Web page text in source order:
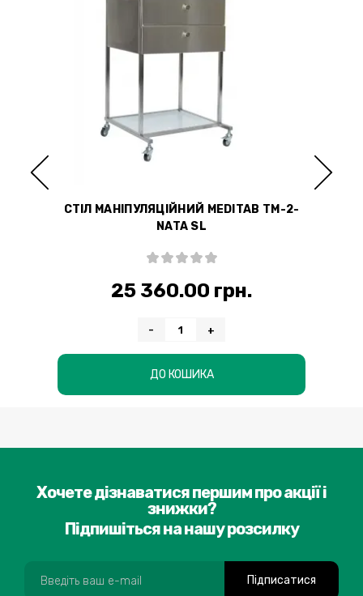
СТІЛ МАНІПУЛЯЦІЙНИЙ MEDITAB TМ-2-
NATA SL
25 360.00 грн.
- +
ДО КОШИКА
Хочете дізнаватися першим про акції і
знижки?
Підпишіться на нашу розсилку
Підписатися